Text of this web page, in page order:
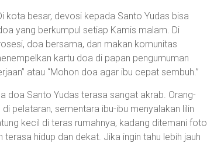
kota besar, devosi kepada Santo Yudas bisa
yang berkumpul setiap Kamis malam. Di
doa bersama, dan makan komunitas
kartu doa di papan pengumuman
atau “Mohon doa agar ibu cepat sembuh.”
doa Santo Yudas terasa sangat akrab. Orang-
pelataran, sementara ibu-ibu menyalakan lilin
kecil di teras rumahnya, kadang ditemani foto
hidup dan dekat. Jika ingin tahu lebih jauh